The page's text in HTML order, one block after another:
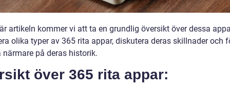
artikeln kommer vi att ta en grundlig översikt över dessa
olika typer av 365 rita appar, diskutera deras skillnader och
på deras historik.
över 365 rita appar: